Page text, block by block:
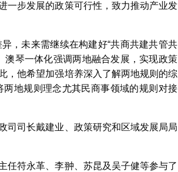
一步发展的政策可行性，致力推动产业发
，未来需继续在构建好“共商共建共管共
澳琴一体化强调两地融合发展，实现政策
，他希望加强培养深入了解两地规则的综
地规则理念尤其民商事领域的规则对接
司司长戴建业、政策研究和区域发展局局
任符永革、李翀、苏昆及吴子健等参与了